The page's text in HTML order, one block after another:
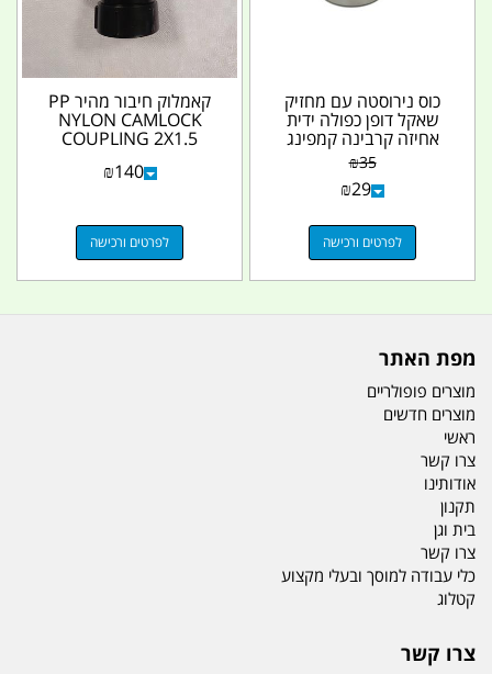
כוס נירוסטה עם מחזיק
שאקל דופן כפולה ידית
אחיזה קרבינה קמפינג
לייף
₪35
₪29
לפרטים ורכישה
קאמלוק חיבור מהיר PP
NYLON CAMLOCK
COUPLING 2X1.5
₪140
לפרטים ורכישה
מפת האתר
מוצרים פופולריים
מוצרים חדשים
ראשי
צרו קשר
אודותינו
תקנון
בית וגן
צרו קשר
כלי עבודה למוסך ובעלי מקצוע
קטלוג
צרו קשר